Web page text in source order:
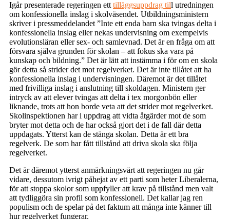
Igår presenterade regeringen ett tilläggsuppdrag till utredningen
om konfessionella inslag i skolväsendet. Utbildningsministern
skriver i pressmeddelandet ”Inte ett enda barn ska tvingas delta i
konfessionella inslag eller nekas undervisning om exempelvis
evolutionsläran eller sex- och samlevnad. Det är en fråga om att
försvara själva grunden för skolan – att fokus ska vara på
kunskap och bildning.” Det är lätt att instämma i för om en skola
gör detta så strider det mot regelverket. Det är inte tillåtet att ha
konfessionella inslag i undervisningen. Däremot är det tillåtet
med frivilliga inslag i anslutning till skoldagen. Ministern ger
intryck av att elever tvingas att delta i tex morgonbön eller
liknande, trots att hon borde veta att det strider mot regelverket.
Skolinspektionen har i uppdrag att vidta åtgärder mot de som
bryter mot detta och de har också gjort det i de fall där detta
uppdagats. Ytterst kan de stänga skolan. Detta är ett bra
regelverk. De som har fått tillstånd att driva skola ska följa
regelverket.
Det är däremot ytterst anmärkningsvärt att regeringen nu går
vidare, dessutom ivrigt påhejat av ett parti som heter Liberalerna,
för att stoppa skolor som uppfyller att krav på tillstånd men valt
att tydliggöra sin profil som konfessionell. Det kallar jag ren
populism och de spelar på det faktum att många inte känner till
hur regelverket fungerar.